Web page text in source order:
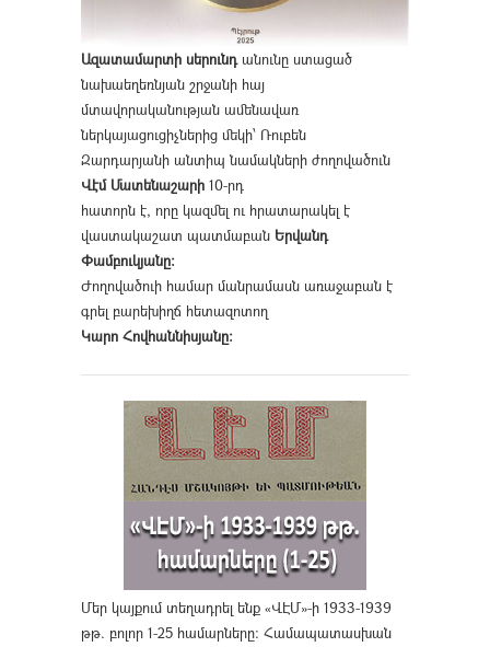
Ազատամարտի սերունդանունը ստացած
նախաեղեռնյան շրջանի հայ
մտավորականության ամենավառ
ներկայացուցիչներից մեկի՝ Ռուբեն
Զարդարյանի անտիպ նամակների ժողովածուն
Վէմ Մատենաշարի 10-րդ
հատորն է, որը կազմել ու հրատարակել է
վաստակաշատ պատմաբան Երվանդ
Փամբուկյանը։
Ժողովածուի համար մանրամասն առաջաբան է
գրել բարեխիղճ հետազոտող
Կարո Հովհաննիսյանը։
Մեր կայքում տեղադրել ենք «ՎԷՄ»-ի 1933-1939
թթ. բոլոր 1-25 համարները։ Համապատասխան